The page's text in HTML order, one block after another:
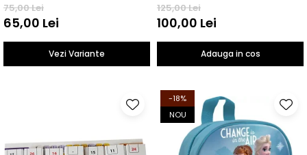
75,00 Lei
65,00 Lei
Vezi Variante
125,00 Lei
100,00 Lei
Adauga in cos
-18%
NOU